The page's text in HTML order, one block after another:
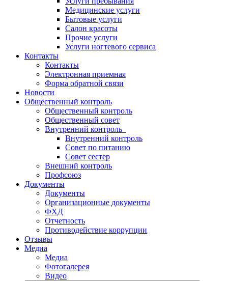
Медицинские услуги
Бытовые услуги
Салон красоты
Прочие услуги
Услуги ногтевого сервиса
Контакты
Контакты
Электронная приемная
Форма обратной связи
Новости
Общественный контроль
Общественный контроль
Общественный совет
Внутренний контроль
Внутренний контроль
Совет по питанию
Совет сестер
Внешний контроль
Профсоюз
Документы
Документы
Организационные документы
ФХД
Отчетность
Противодействие коррупции
Отзывы
Медиа
Медиа
Фотогалерея
Видео